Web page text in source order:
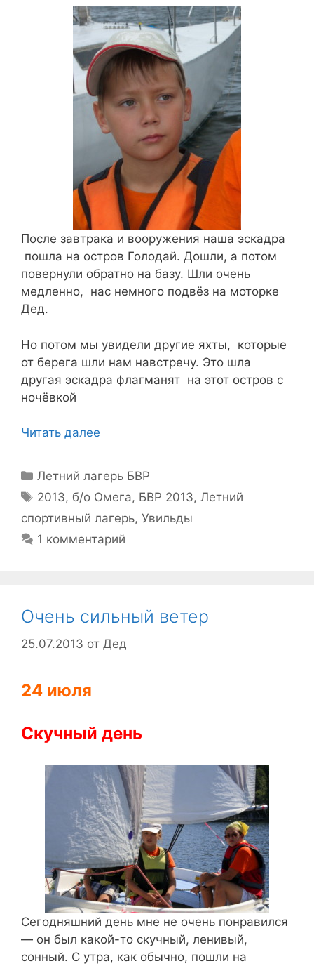
После завтрака и вооружения наша эскадра
пошла на остров Голодай. Дошли, а потом
повернули обратно на базу. Шли очень
медленно, нас немного подвёз на моторке
Дед.
Но потом мы увидели другие яхты, которые
от берега шли нам навстречу. Это шла
другая эскадра флагманят на этот остров с
ночёвкой
Читать далее
Рубрики
Летний лагерь БВР
Метки
2013, б/о Омега, БВР 2013,Летний
спортивный лагерь, Увильды
1 комментарий
Очень сильный ветер
25.07.2013 от Дед
24 июля
Скучный день
Сегодняшний день мне не очень понравился
— он был какой-то скучный, ленивый,
сонный. С утра, как обычно, пошли на